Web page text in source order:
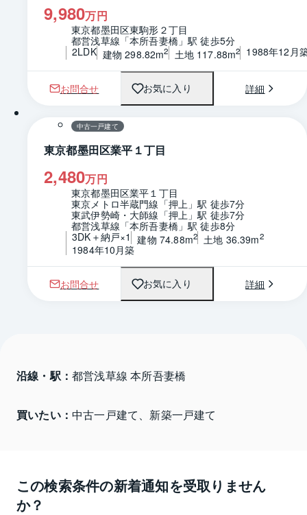
9,980万円
東京都墨田区東駒形２丁目
都営浅草線「本所吾妻橋」駅 徒歩5分
2LDK 建物 298.82m2 土地 117.88m2 1988年12月
お問合せ お気に入り 詳細
1 / 0 間取り
中古一戸建て
東京都墨田区業平１丁目
2,480万円
東京都墨田区業平１丁目
東京メトロ半蔵門線「押上」駅 徒歩7分
東武伊勢崎・大師線「押上」駅 徒歩7分
都営浅草線「本所吾妻橋」駅 徒歩8分
3DK＋納戸×1
建物 74.88m2 土地 36.39m2
1984年10月築
お問合せ お気に入り 詳細
沿線・駅： 都営浅草線 本所吾妻橋
買いたい： 中古一戸建て、新築一戸建て
この検索条件の新着通知を受取りません
か？